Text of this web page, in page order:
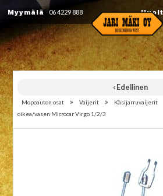
Myymälä 06 4229 888
‹ Edellinen
Mopoauton osat » Vaijerit » Käsijarruvaijerit
oikea/vasen Microcar Virgo 1/2/3